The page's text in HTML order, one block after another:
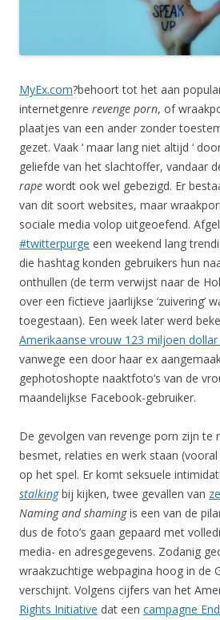
MyEx.com?behoort tot het aan
internetgenre revenge porn, of
plaatjes van een ander zonder
gezet. Vaak ‘ maar lang niet altijd ‘
geliefde van het slachtoffer, vandaar
rape wordt ook wel gebezigd. Er
van dit soort websites, maar
sociale media volop uitgeoefend.
#twitterpurge een weekend lang
die hashtag konden gebruikers hun
onthullen (de term verwijst naar de
over een fictieve jaarlijkse ‘zuivering’
toegestaan). Een week later werd
Amerikaanse vrouw 123 miljoen
vanwege een door haar ex
gephotoshopte naaktfoto’s van de
maandelijkse Facebook-gebruiker.
De gevolgen van revenge porn zijn te
besmet, relaties en werk staan
op het spel. Er komt seksuele
stalkingbij kijken, twee gevallen van
Naming and shamingis een van de
dus de foto’s gaan gepaard met
media- en adresgegevens. Zodanig
wraakzuchtige webpagina hoog in de
verschijnt. Volgens cijfers van het
Rights Initiative dat een campagne